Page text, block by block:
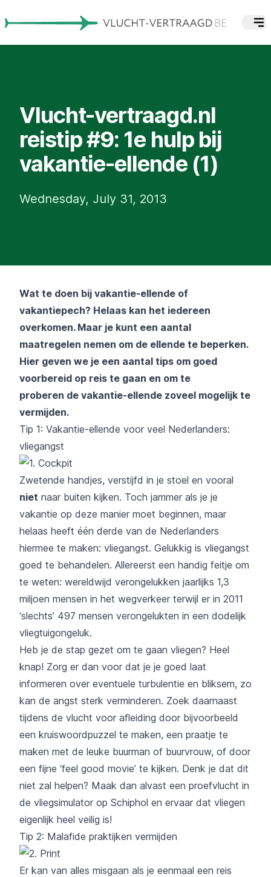
Vlucht-vertraagd.nl
reistip #9: 1e hulp bij
vakantie-ellende (1)
Wednesday, July 31, 2013
Wat te doen bij vakantie-ellende of
vakantiepech? Helaas kan het iedereen
overkomen. Maar je kunt een aantal
maatregelen nemen om de ellende te beperken.
Hier geven we je een aantal tips om goed
voorbereid op reis te gaan en om te
proberen de vakantie-ellende zoveel mogelijk te
vermijden.
Tip 1: Vakantie-ellende voor veel Nederlanders:
vliegangst
Zwetende handjes, verstijfd in je stoel en vooral
niet naar buiten kijken. Toch jammer als je je
vakantie op deze manier moet beginnen, maar
helaas heeft één derde van de Nederlanders
hiermee te maken: vliegangst. Gelukkig is vliegangst
goed te behandelen. Allereerst een handig feitje om
te weten: wereldwijd verongelukken jaarlijks 1,3
miljoen mensen in het wegverkeer terwijl er in 2011
‘slechts’ 497 mensen verongelukten in een dodelijk
vliegtuigongeluk.
Heb je de stap gezet om te gaan vliegen? Heel
knap! Zorg er dan voor dat je je goed laat
informeren over eventuele turbulentie en bliksem, zo
kan de angst sterk verminderen. Zoek daarnaast
tijdens de vlucht voor afleiding door bijvoorbeeld
een kruiswoordpuzzel te maken, een praatje te
maken met de leuke buurman of buurvrouw, of door
een fijne ‘feel good movie’ te kijken. Denk je dat dit
niet zal helpen? Maak dan alvast een proefvlucht in
de vliegsimulator op Schiphol en ervaar dat vliegen
eigenlijk heel veilig is!
Tip 2: Malafide praktijken vermijden
Er kan van alles misgaan als je eenmaal een reis